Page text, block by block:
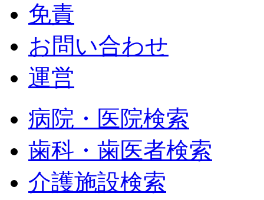
免責
お問い合わせ
運営
病院・医院検索
歯科・歯医者検索
介護施設検索